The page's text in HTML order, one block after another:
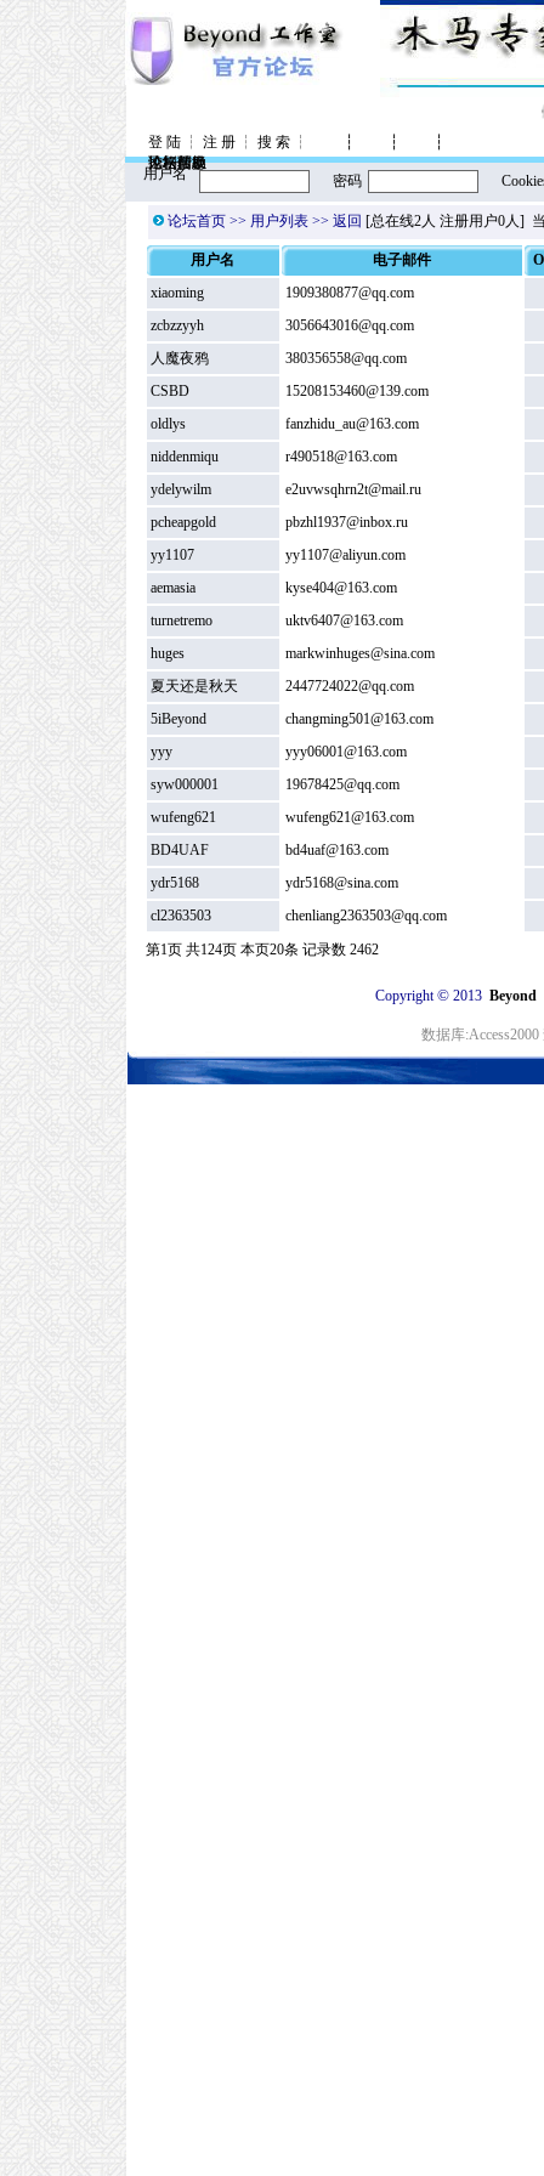
登 陆┆ 注 册┆ 搜 索┆
控制面板
┆
论坛信息
┆
风格转换
┆
论坛帮助
用户名 密码
论坛首页>> 用户列表 >> 返回 [总在线2人 注册用户0人]
用户名 电子邮件
xiaoming
1909380877@qq.com
zcbzzyyh
3056643016@qq.com
人魔夜鸦
380356558@qq.com
CSBD
15208153460@139.com
oldlys
fanzhidu_au@163.com
niddenmiqu
r490518@163.com
ydelywilm
e2uvwsqhrn2t@mail.ru
pcheapgold
pbzhl1937@inbox.ru
yy1107
yy1107@aliyun.com
aemasia
kyse404@163.com
turnetremo
uktv6407@163.com
huges
markwinhuges@sina.com
夏天还是秋天
2447724022@qq.com
5iBeyond
changming501@163.com
yyy
yyy06001@163.com
syw000001
19678425@qq.com
wufeng621
wufeng621@163.com
BD4UAF
bd4uaf@163.com
ydr5168
ydr5168@sina.com
cl2363503
chenliang2363503@qq.com
第1页 共124页 本页20条 记录数 2462
Copyright©2013
数据库